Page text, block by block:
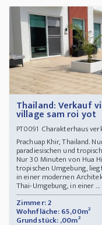
Thailand: Verkauf
village sam roi yot
PT0091 Charakterhaus
Prachuap Khir, Thailand.
paradiesischen und
Nur 30 Minuten von Hua
tropischen Umgebung,
in einer modernen
Thai-Umgebung, in einer ...
Zimmer: 2
Wohnfläche: 65,00m²
Grundstück: ,00m²